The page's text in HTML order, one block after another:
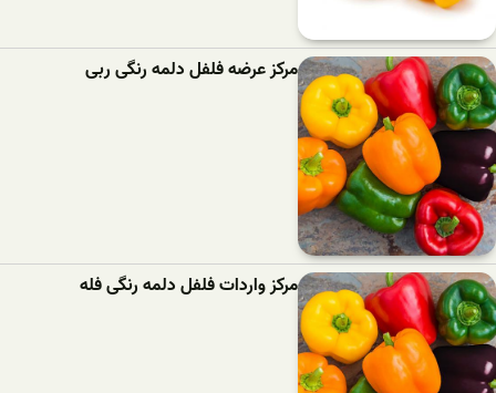
مرکز عرضه فلفل دلمه رنگی ربی
مرکز واردات فلفل دلمه رنگی فله